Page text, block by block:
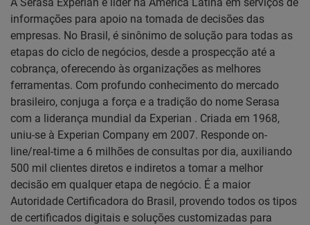
informações para apoio na tomada de decisões das
empresas. No Brasil, é sinônimo de solução para todas as
etapas do ciclo de negócios, desde a prospecção até a
cobrança, oferecendo às organizações as melhores
ferramentas. Com profundo conhecimento do mercado
brasileiro, conjuga a força e a tradição do nome Serasa
com a liderança mundial da Experian . Criada em 1968,
uniu-se à Experian Company em 2007. Responde on-
line/real-time a 6 milhões de consultas por dia, auxiliando
500 mil clientes diretos e indiretos a tomar a melhor
decisão em qualquer etapa de negócio. É a maior
Autoridade Certificadora do Brasil, provendo todos os tipos
de certificados digitais e soluções customizadas para